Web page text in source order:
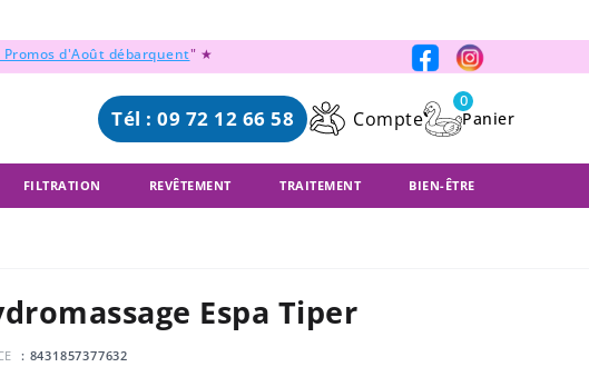
18h
Promos d'Août débarquent" ★
Tél : 09 72 12 66 58 Compte
0
FILTRATION REVÊTEMENT TRAITEMENT BIEN-ÊTRE
Espa Tiper
: 8431857377632